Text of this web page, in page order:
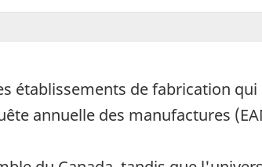
établissements de fabrication
annuelle des manufactures